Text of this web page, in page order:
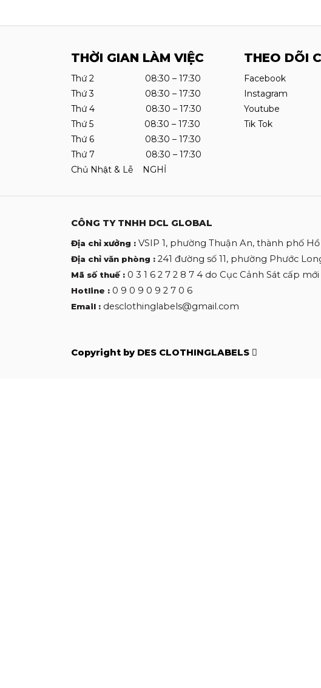
THỜI GIAN LÀM VIỆC
Thứ 2 08:30 – 17:30
Thứ 3 08:30 – 17:30
Thứ 4 08:30 – 17:30
Thứ 5 08:30 – 17:30
Thứ 6 08:30 – 17:30
Thứ 7 08:30 – 17:30
Chủ Nhật & Lễ NGHỈ
THEO DÕI
Facebook
Instagram
Youtube
Tik Tok
CÔNG TY TNHH DCL GLOBAL
Địa chỉ xưởng : VSIP 1, phường Thuận An, thành phố
Địa chỉ văn phòng : 241 đường số 11, phường Phước
Mã số thuế : 0 3 1 6 2 7 2 8 7 4 do Cục Cảnh Sát cấp
Hotline : 0 9 0 9 0 9 2 7 0 6
Email : desclothinglabels@gmail.com
Copyright by DES CLOTHINGLABELS